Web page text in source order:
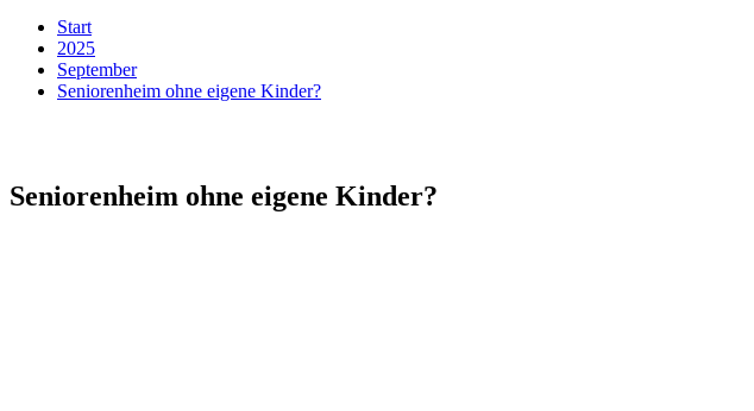
Start
2025
September
Seniorenheim ohne eigene Kinder?
Seniorenheim ohne eigene Kinder?